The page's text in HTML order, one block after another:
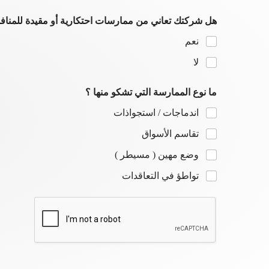
هل شركتك تعاني من ممارسات احتكارية أو مقيدة
نعم
لا
ما نوع الممارسة التي تشكو منها ؟
اندماجات / استجواذات
تقاسم الأسواق
وضع مهين ( مسيطر )
تواطؤ في التعاقدات